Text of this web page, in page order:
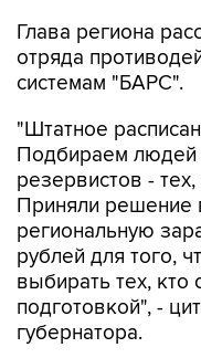
Глава региона
отряда
системам "БАРС".
"Штатное
Подбираем людей
резервистов -
Приняли решение
региональную
рублей для того,
выбирать тех,
подготовкой", -
губернатора.